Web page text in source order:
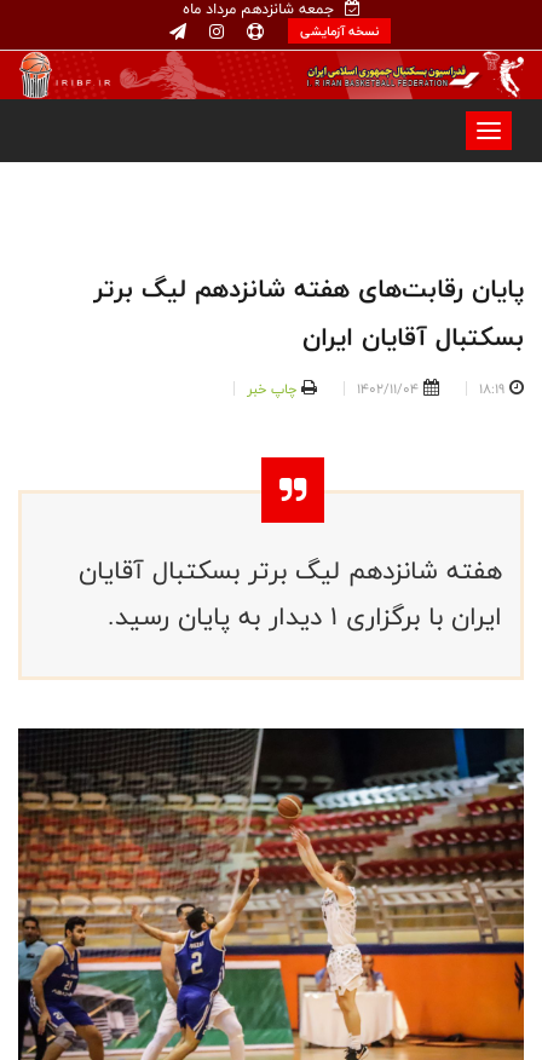
جمعه شانزدهم مرداد ماه
نسخه آزمایشی
پایان رقابت‌های هفته شانزدهم لیگ برتر
بسکتبال آقایان ایران
18:19
1402/11/04 چاپ خبر
هفته شانزدهم لیگ برتر بسکتبال آقایان
ایران با برگزاری ۱ دیدار به پایان رسید.